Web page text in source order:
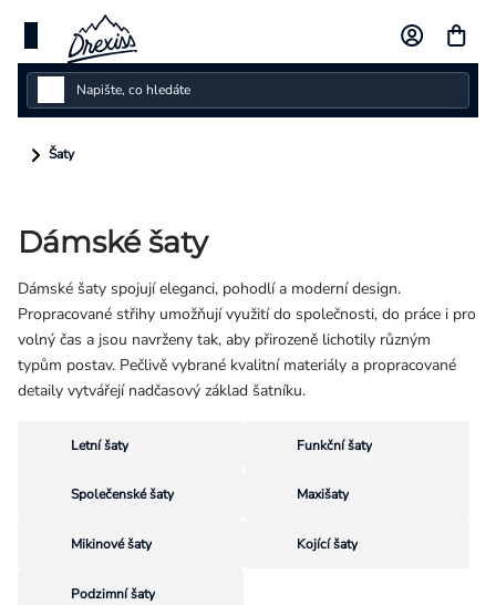
obsah
Dámské
Pánské
Kolekce
Dárkové poukazy
Vlastní design
Šaty
Dámské šaty
Dámské šaty spojují eleganci, pohodlí a moderní design.
Propracované střihy umožňují využití do společnosti, do práce i pro
volný čas a jsou navrženy tak, aby přirozeně lichotily různým
typům postav. Pečlivě vybrané kvalitní materiály a propracované
detaily vytvářejí nadčasový základ šatníku.
Letní šaty Funkční šaty
Společenské šaty Maxišaty
Mikinové šaty Kojící šaty
Podzimní šaty